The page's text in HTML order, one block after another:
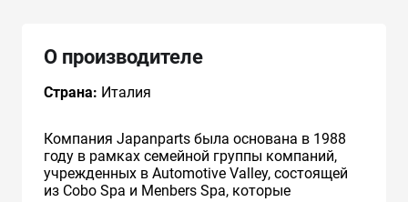
О производителе
Страна: Италия
Компания Japanparts была основана в 1988
году в рамках семейной группы компаний,
учрежденных в Automotive Valley, состоящей
из Cobo Spa и Menbers Spa, которые